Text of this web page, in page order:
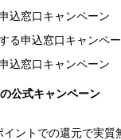
込窓口キャンペーン
る申込窓口キャンペ
込窓口キャンペーン
公式キャンペーン
イントでの還元で実質